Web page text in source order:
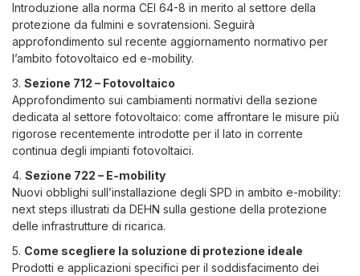
Introduzione alla norma CEI 64-8 in merito al settore della
protezione da fulmini e sovratensioni. Seguirà
approfondimento sul recente aggiornamento normativo per
l’ambito fotovoltaico ed e-mobility.
3. Sezione 712 – Fotovoltaico
Approfondimento sui cambiamenti normativi della sezione
dedicata al settore fotovoltaico: come affrontare le misure più
rigorose recentemente introdotte per il lato in corrente
continua degli impianti fotovoltaici.
4. Sezione 722 – E-mobility
Nuovi obblighi sull’installazione degli SPD in ambito e-mobility:
next steps illustrati da DEHN sulla gestione della protezione
delle infrastrutture di ricarica.
5. Come scegliere la soluzione di protezione ideale
Prodotti e applicazioni specifici per il soddisfacimento dei